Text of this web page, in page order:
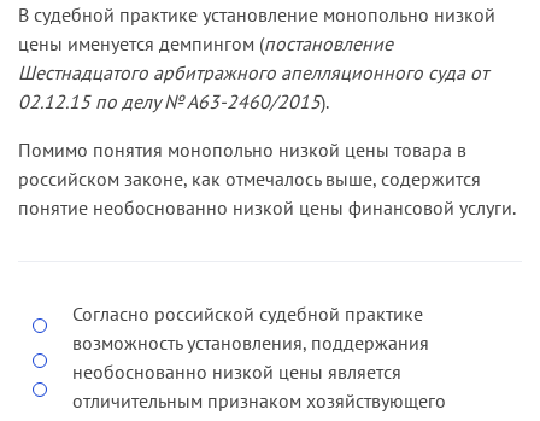
В судебной практике установление монопольно низкой
цены именуется демпингом (постановление
Шестнадцатого арбитражного апелляционного суда от
02.12.15 по делу № А63-2460/2015).
Помимо понятия монопольно низкой цены товара в
российском законе, как отмечалось выше, содержится
понятие необоснованно низкой цены финансовой услуги.
Согласно российской судебной практике
возможность установления, поддержания
необоснованно низкой цены является
отличительным признаком хозяйствующего